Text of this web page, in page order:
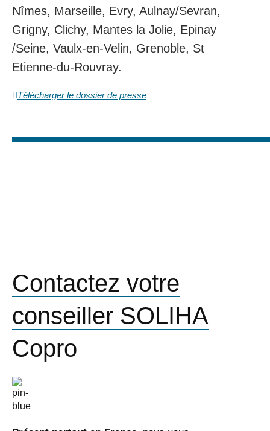
Nîmes, Marseille, Evry, Aulnay/Sevran,
Grigny, Clichy, Mantes la Jolie, Epinay
/Seine, Vaulx-en-Velin, Grenoble, St
Etienne-du-Rouvray.
Télécharger le dossier de presse
Contactez votre
conseiller SOLIHA
Copro